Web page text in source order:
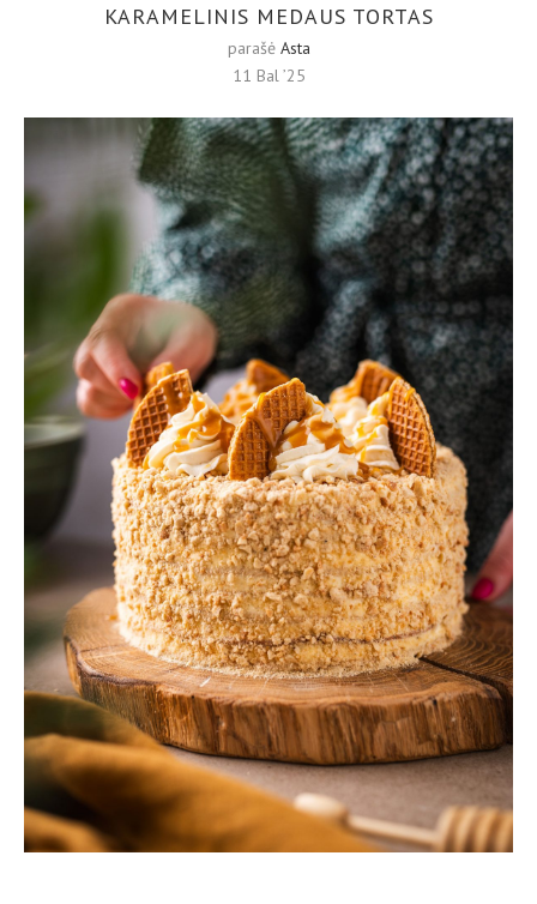
KARAMELINIS MEDAUS TORTAS
parašė Asta
11 Bal ’25